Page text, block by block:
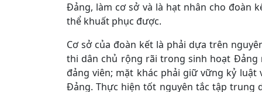
Đảng, làm cơ sở và là hạt nhân cho đoàn
thể khuất phục được.
Cơ sở của đoàn kết là phải dựa trên
thi dân chủ rộng rãi trong sinh hoạt Đảng
đảng viên; mặt khác phải giữ vững kỷ
Đảng. Thực hiện tốt nguyên tắc tập trung